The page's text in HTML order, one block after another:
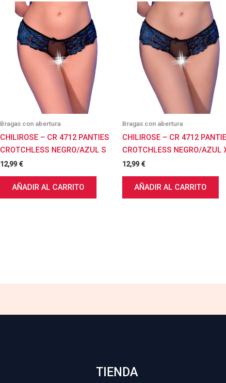
Bragas con abertura
CHILIROSE – CR 4712 PANTIES
CROTCHLESS NEGRO/AZUL S
12,99€
AÑADIR AL CARRITO
Bragas con abertura
CHILIROSE – CR 4712
CROTCHLESS NEGRO/AZUL
12,99€
AÑADIR AL CARRITO
TIENDA